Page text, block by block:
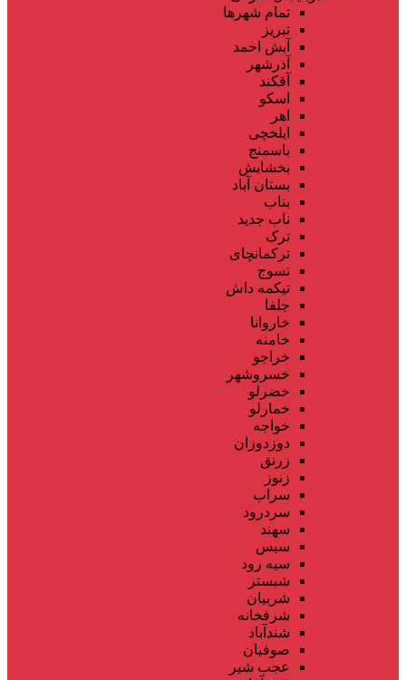
تمام شهر‌ها
تبریز
آبش احمد
آذرشهر
آقکند
اسکو
اهر
ایلخچی
باسمنج
بخشایش
بستان آباد
بناب
ناب جدید
ترک
ترکمانچای
تسوج
تیکمه داش
جلفا
خاروانا
خامنه
خراجو
خسروشهر
خضرلو
خمارلو
خواجه
دوزدوزان
زرنق
زنوز
سراب
سردرود
سهند
سیس
سیه رود
شبستر
شربیان
شرفخانه
شندآباد
صوفیان
عجب شیر